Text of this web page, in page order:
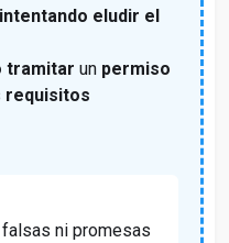
intentando eludir el
tramitarun permiso
requisitos
ni promesas